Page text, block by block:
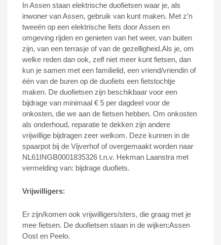
In Assen staan elektrische duofietsen waar je, als
inwoner van Assen, gebruik van kunt maken. Met z’n
tweeën op een elektrische fiets door Assen en
omgeving rijden en genieten van het weer, van buiten
zijn, van een terrasje of van de gezelligheid.Als je, om
welke reden dan ook, zelf niet meer kunt fietsen, dan
kun je samen met een familielid, een vriend/vriendin of
één van de buren op de duofiets een fietstochtje
maken. De duofietsen zijn beschikbaar voor een
bijdrage van minimaal € 5 per dagdeel voor de
onkosten, die we aan de fietsen hebben. Om onkosten
als onderhoud, reparatie te dekken zijn andere
vrijwillige bijdragen zeer welkom. Deze kunnen in de
spaarpot bij de Vijverhof of overgemaakt worden naar
NL61INGB0001835326 t.n.v. Hekman Laanstra met
vermelding van: bijdrage duofiets.
Vrijwilligers:
Er zijn/komen ook vrijwilligers/sters, die graag met je
mee fietsen. De duofietsen staan in de wijken:Assen
Oost en Peelo.